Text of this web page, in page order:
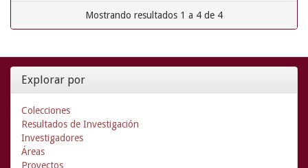
Mostrando resultados 1 a 4 de 4
Explorar por
Colecciones
Resultados de Investigación
Investigadores
Áreas
Proyectos